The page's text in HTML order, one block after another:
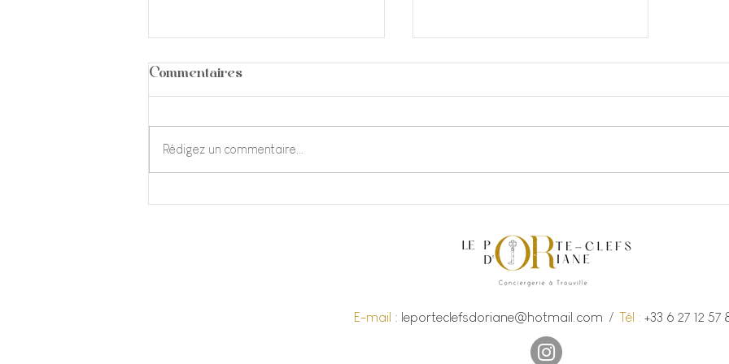
Les Ammonites
Commentaires
Rédigez un commentaire...
E-mail : l eporteclefsdoriane@hotmail.com /Tél : +33 6 27 12 57